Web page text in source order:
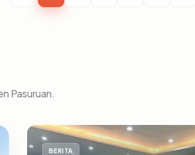
Pasuruan.
BERITA